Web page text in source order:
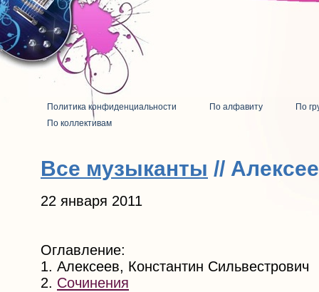
Политика конфиденциальности По алфавиту
По
По коллективам
Все музыканты //
22 января 2011
Оглавление:
1. Алексеев, Константин Сильвестрович
2. Сочинения